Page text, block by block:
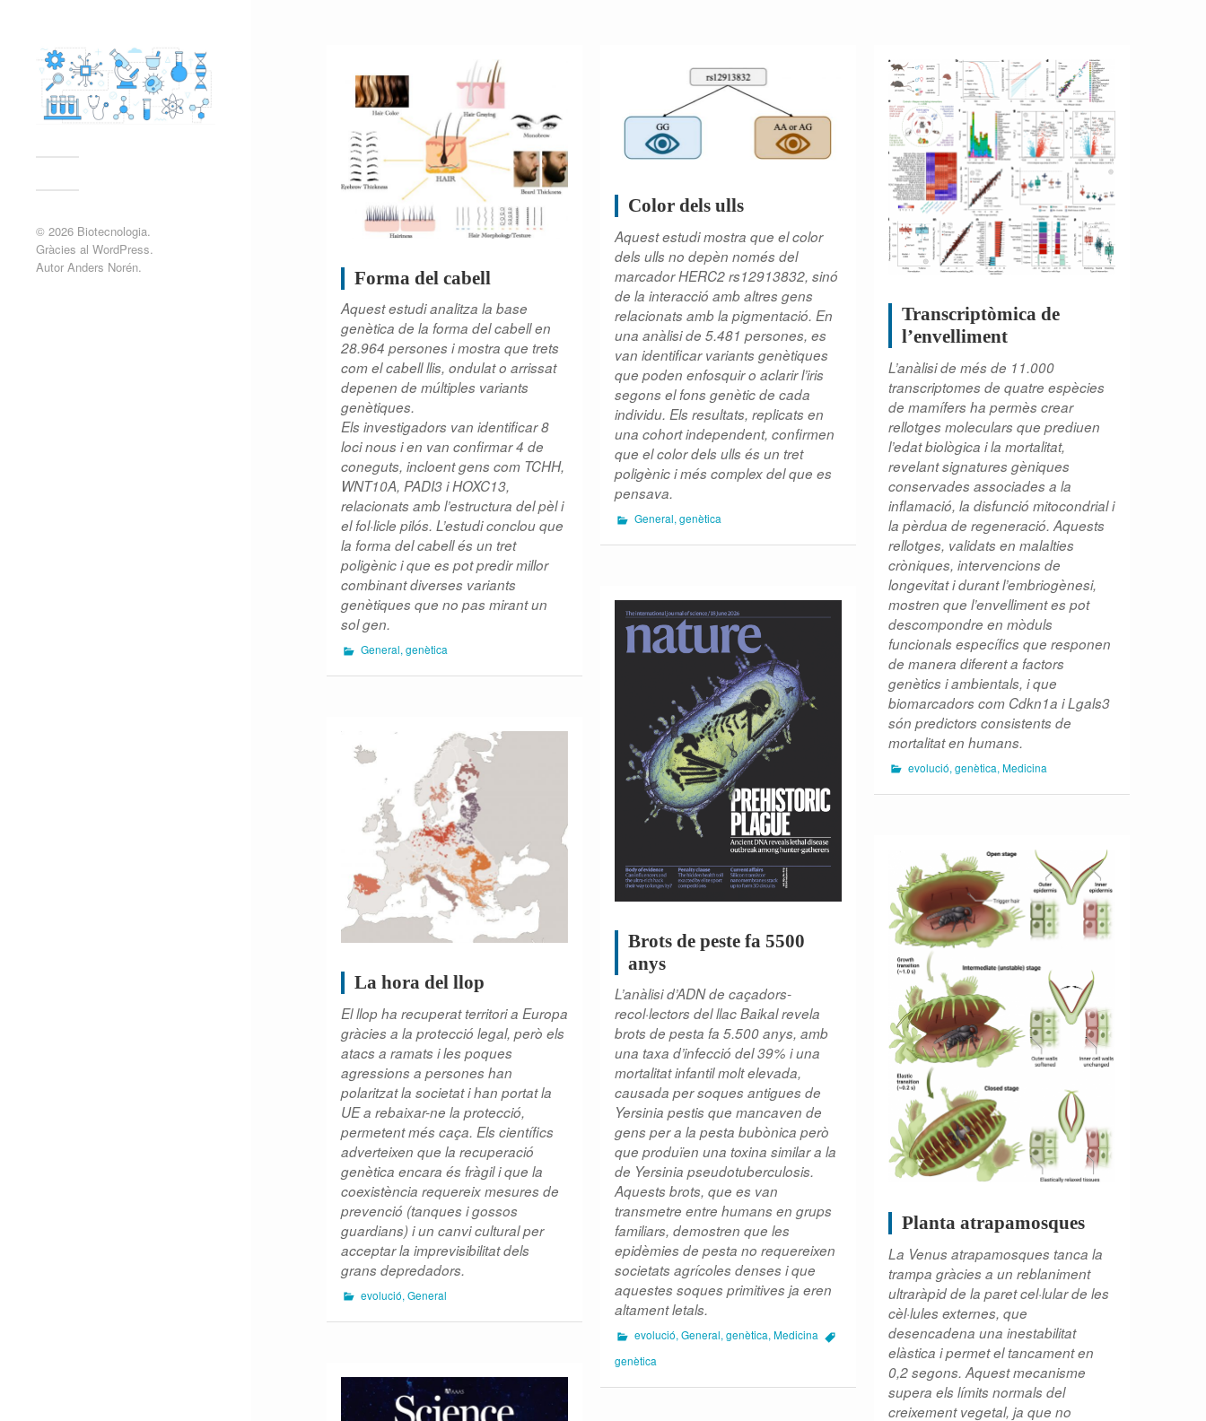
© 2026 Biotecnologia.
Gràcies al WordPress.
Autor Anders Norén. Forma del cabell
Aquest estudi analitza la base
genètica de la forma del cabell en
28.964 persones i mostra que trets
com el cabell llis, ondulat o arrissat
depenen de múltiples variants
genètiques.
Els investigadors van identificar 8
loci nous i en van confirmar 4 de
coneguts, incloent gens com TCHH,
WNT10A, PADI3 i HOXC13,
relacionats amb l’estructura del pèl i
el fol·licle pilós. L’estudi conclou que
la forma del cabell és un tret
poligènic i que es pot predir millor
combinant diverses variants
genètiques que no pas mirant un
sol gen.
General, genètica
Color dels ulls
Aquest estudi mostra que el color
dels ulls no depèn només del
marcador HERC2 rs12913832, sinó
de la interacció amb altres gens
relacionats amb la pigmentació. En
una anàlisi de 5.481 persones, es
van identificar variants genètiques
que poden enfosquir o aclarir l’iris
segons el fons genètic de cada
individu. Els resultats, replicats en
una cohort independent, confirmen
que el color dels ulls és un tret
poligènic i més complex del que es
pensava.
General, genètica
Transcriptòmica de
l’envelliment
L’anàlisi de més de 11.000
transcriptomes de quatre espècies
de mamífers ha permès crear
rellotges moleculars que prediuen
l’edat biològica i la mortalitat,
revelant signatures gèniques
conservades associades a la
inflamació, la disfunció mitocondrial i
la pèrdua de regeneració. Aquests
rellotges, validats en malalties
cròniques, intervencions de
longevitat i durant l’embriogènesi,
mostren que l’envelliment es pot
descompondre en mòduls
funcionals específics que responen
de manera diferent a factors
genètics i ambientals, i que
biomarcadors com Cdkn1a i Lgals3
són predictors consistents de
mortalitat en humans.
evolució, genètica, Medicina
Brots de peste fa 5500
anys
L’anàlisi d’ADN de caçadors-
recol·lectors del llac Baikal revela
brots de pesta fa 5.500 anys, amb
una taxa d’infecció del 39% i una
mortalitat infantil molt elevada,
causada per soques antigues de
Yersinia pestis que mancaven de
gens per a la pesta bubònica però
que produïen una toxina similar a la
de Yersinia pseudotuberculosis.
Aquests brots, que es van
transmetre entre humans en grups
familiars, demostren que les
epidèmies de pesta no requereixen
societats agrícoles denses i que
aquestes soques primitives ja eren
altament letals.
evolució, General, genètica, Medicina
genètica
La hora del llop
El llop ha recuperat territori a Europa
gràcies a la protecció legal, però els
atacs a ramats i les poques
agressions a persones han
polaritzat la societat i han portat la
UE a rebaixar-ne la protecció,
permetent més caça. Els científics
adverteixen que la recuperació
genètica encara és fràgil i que la
coexistència requereix mesures de
prevenció (tanques i gossos
guardians) i un canvi cultural per
acceptar la imprevisibilitat dels
grans depredadors.
evolució, General
Planta atrapamosques
La Venus atrapamosques tanca la
trampa gràcies a un reblaniment
ultraràpid de la paret cel·lular de les
cèl·lules externes, que
desencadena una inestabilitat
elàstica i permet el tancament en
0,2 segons. Aquest mecanisme
supera els límits normals del
creixement vegetal, ja que no